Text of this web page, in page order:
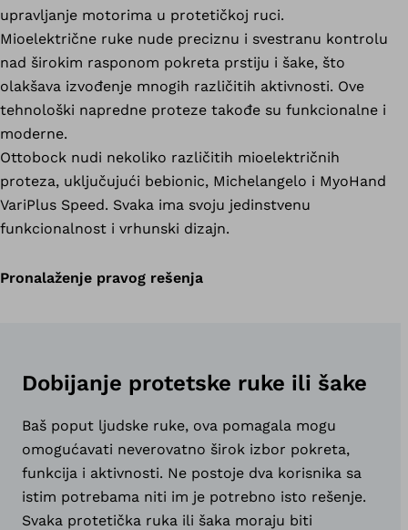
upravljanje motorima u protetičkoj ruci.
Mioelektrične ruke nude preciznu i svestranu kontrolu
nad širokim rasponom pokreta prstiju i šake, što
olakšava izvođenje mnogih različitih aktivnosti. Ove
tehnološki napredne proteze takođe su funkcionalne i
moderne.
Ottobock nudi nekoliko različitih mioelektričnih
proteza, uključujući bebionic, Michelangelo i MyoHand
VariPlus Speed. Svaka ima svoju jedinstvenu
funkcionalnost i vrhunski dizajn.
Pronalaženje pravog rešenja
Dobijanje protetske ruke ili šake
Baš poput ljudske ruke, ova pomagala mogu
omogućavati neverovatno širok izbor pokreta,
funkcija i aktivnosti. Ne postoje dva korisnika sa
istim potrebama niti im je potrebno isto rešenje.
Svaka protetička ruka ili šaka moraju biti